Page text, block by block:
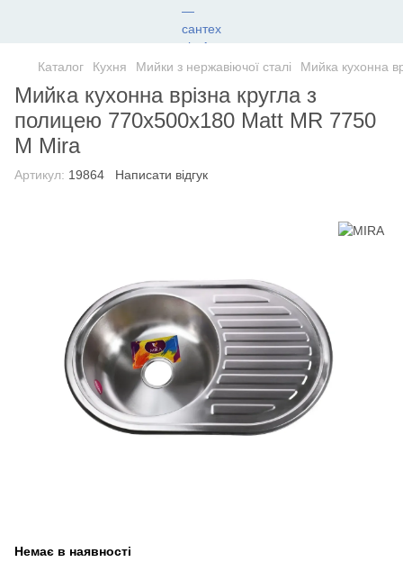
Каталог Кухня Мийки з нержавіючої сталі Мийка кухонна
Мийка кухонна врiзна кругла з
полицею 770х500х180 Matt MR 7750
M Mira
Артикул: 19864 Написати відгук
Немає в наявності